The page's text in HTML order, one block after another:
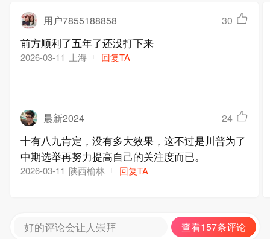
用户7855188858 30
前方顺利了五年了还没打下来
2026-03-11 上海 回复TA
晨新2024 24
十有八九肯定，没有多大效果，这不过是川普为了
中期选举再努力提高自己的关注度而已。
2026-03-11 陕西榆林 回复TA
好的评论会让人崇拜 查看157条评论